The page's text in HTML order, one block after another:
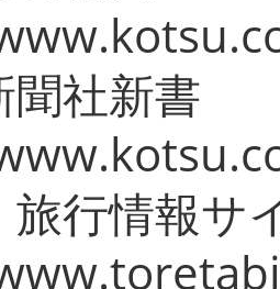
聞社新書
旅行情報サ